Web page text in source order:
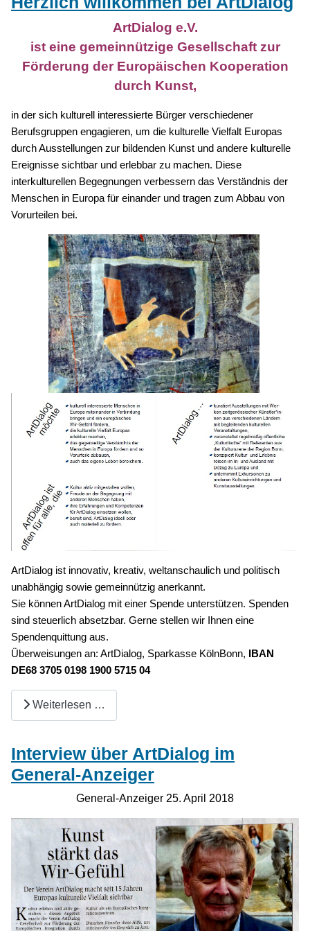
ArtDialog e.V.
ist eine gemeinnützige Gesellschaft zur
Förderung der Europäischen Kooperation
durch Kunst,
in der sich kulturell interessierte Bürger verschiedener
Berufsgruppen engagieren, um die kulturelle Vielfalt Europas
durch Ausstellungen zur bildenden Kunst und andere kulturelle
Ereignisse sichtbar und erlebbar zu machen. Diese
interkulturellen Begegnungen verbessern das Verständnis der
Menschen in Europa für einander und tragen zum Abbau von
Vorurteilen bei.
ArtDialog ist innovativ, kreativ, weltanschaulich und politisch
unabhängig sowie gemeinnützig anerkannt.
Sie können ArtDialog mit einer Spende unterstützen. Spenden
sind steuerlich absetzbar. Gerne stellen wir Ihnen eine
Spendenquittung aus.
Überweisungen an: ArtDialog, Sparkasse KölnBonn,
IBAN
DE68 3705 0198 1900 5715 04
Weiterlesen …
Interview über ArtDialog im
General-Anzeiger
General-Anzeiger 25. April 2018